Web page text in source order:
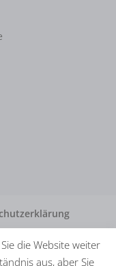
die Website weiter
aus, aber Sie